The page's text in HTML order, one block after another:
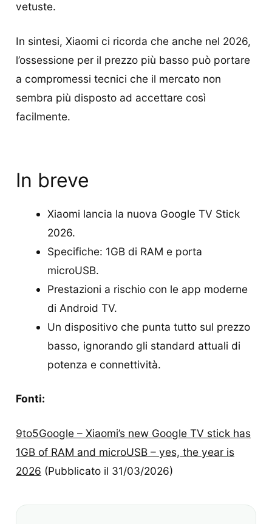
vetuste.
In sintesi, Xiaomi ci ricorda che anche nel 2026,
l’ossessione per il prezzo più basso può portare
a compromessi tecnici che il mercato non
sembra più disposto ad accettare così
facilmente.
In breve
Xiaomi lancia la nuova Google TV Stick
2026.
Specifiche: 1GB di RAM e porta
microUSB.
Prestazioni a rischio con le app moderne
di Android TV.
Un dispositivo che punta tutto sul prezzo
basso, ignorando gli standard attuali di
potenza e connettività.
Fonti:
9to5Google – Xiaomi’s new Google TV stick has
1GB of RAM and microUSB – yes, the year is
2026 (Pubblicato il 31/03/2026)